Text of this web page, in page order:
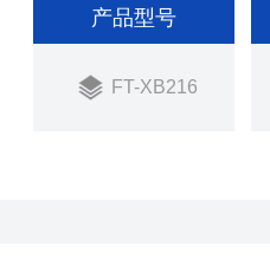
产品型号
FT-XB216